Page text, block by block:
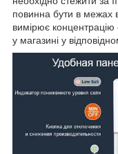
повинна бути в межах
вимірює
у магазині у